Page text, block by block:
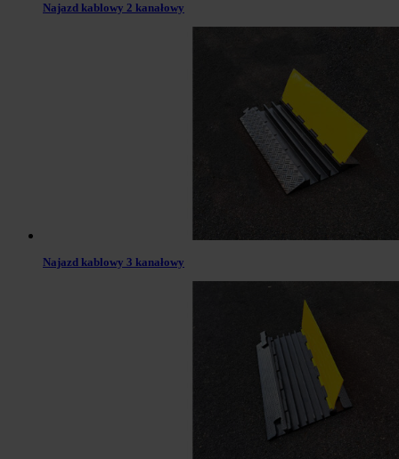
Najazd kablowy 2 kanałowy
Najazd kablowy 3 kanałowy